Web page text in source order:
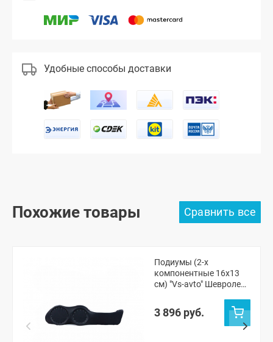
Удобные способы доставки
Похожие товары
Подиумы (2-х
компонентные 16x13
см) "Vs-avto" Шевроле
3 896 руб.